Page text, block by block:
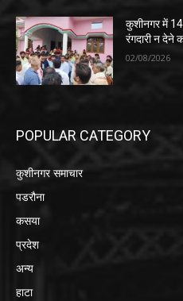
कुशीनगर में 14
रंगदारी न देने
02/08/2026
POPULAR CATEGORY
कुशीनगर समाचार
पडरौना
कसया
प्रदेश
अन्य
हाटा